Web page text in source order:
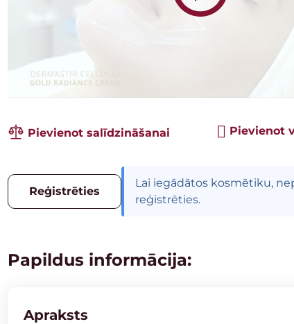
Pievienot salīdzināšanai Pievienot
Reģistrēties
Lai iegādātos kosmētiku,
reģistrēties.
Papildus informācija:
Apraksts